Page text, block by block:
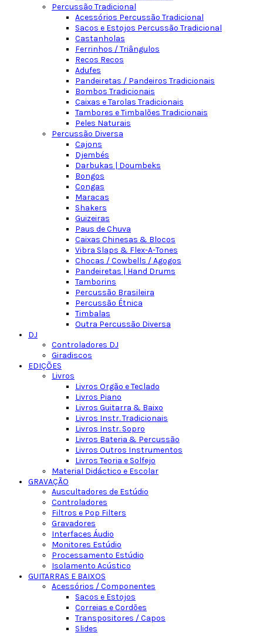
Percussão Tradicional
Acessórios Percussão Tradicional
Sacos e Estojos Percussão Tradicional
Castanholas
Ferrinhos / Triângulos
Recos Recos
Adufes
Pandeiretas / Pandeiros Tradicionais
Bombos Tradicionais
Caixas e Tarolas Tradicionais
Tambores e Timbalões Tradicionais
Peles Naturais
Percussão Diversa
Cajons
Djembés
Darbukas | Doumbeks
Bongos
Congas
Maracas
Shakers
Guizeiras
Paus de Chuva
Caixas Chinesas & Blocos
Vibra Slaps & Flex-A-Tones
Chocas / Cowbells / Agogos
Pandeiretas | Hand Drums
Tamborins
Percussão Brasileira
Percussão Étnica
Timbalas
Outra Percussão Diversa
DJ
Controladores DJ
Giradiscos
EDIÇÕES
Livros
Livros Orgão e Teclado
Livros Piano
Livros Guitarra & Baixo
Livros Instr. Tradicionais
Livros Instr. Sopro
Livros Bateria & Percussão
Livros Outros Instrumentos
Livros Teoria e Solfejo
Material Didáctico e Escolar
GRAVAÇÃO
Auscultadores de Estúdio
Controladores
Filtros e Pop Filters
Gravadores
Interfaces Áudio
Monitores Estúdio
Processamento Estúdio
Isolamento Acústico
GUITARRAS E BAIXOS
Acessórios / Componentes
Sacos e Estojos
Correias e Cordões
Transpositores / Capos
Slides